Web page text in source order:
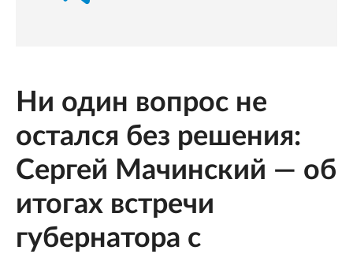
Ни один вопрос не
остался без решения:
Сергей Мачинский — об
итогах встречи
губернатора с